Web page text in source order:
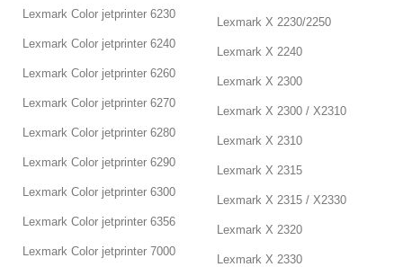
Lexmark Color jetprinter 6230
Lexmark Color jetprinter 6240
Lexmark Color jetprinter 6260
Lexmark Color jetprinter 6270
Lexmark Color jetprinter 6280
Lexmark Color jetprinter 6290
Lexmark Color jetprinter 6300
Lexmark Color jetprinter 6356
Lexmark Color jetprinter 7000
Lexmark X 2230/2250
Lexmark X 2240
Lexmark X 2300
Lexmark X 2300 / X2310
Lexmark X 2310
Lexmark X 2315
Lexmark X 2315 / X2330
Lexmark X 2320
Lexmark X 2330